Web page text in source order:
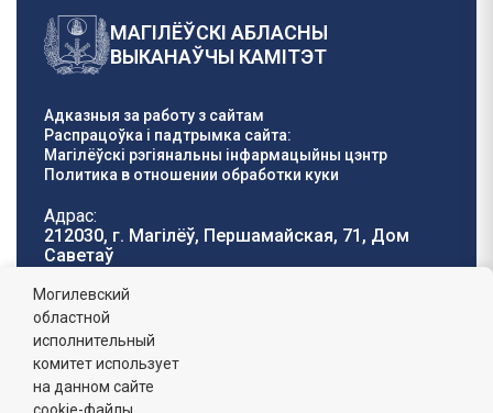
МАГІЛЁЎСКІ АБЛАСНЫ
ВЫКАНАЎЧЫ КАМІТЭТ
Адказныя за работу з сайтам
Распрацоўка і падтрымка сайта:
Магілёўскі рэгіянальны інфармацыйны цэнтр
Политика в отношении обработки куки
Адрас:
212030, г. Магілёў, Першамайская, 71, Дом
Саветаў
Тэлефон гарачай
лініі:
8 (0222) 71-32-55
Графік работы:
пн-пт: 8.00 - 17.00, сб-н: выхадны,
Могилевский
областной
исполнительный
комитет использует
на данном сайте